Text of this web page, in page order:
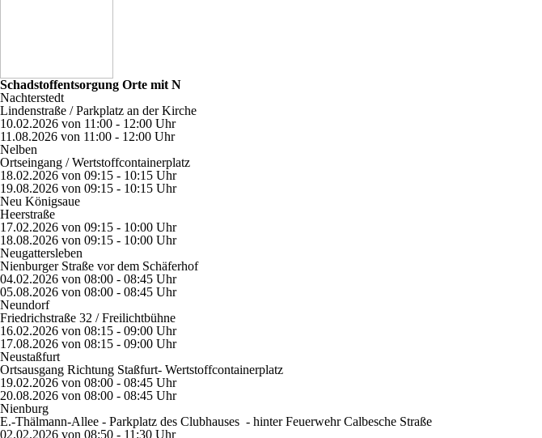
Schadstoffentsorgung Orte mit N
Nachterstedt
Lindenstraße / Parkplatz an der Kirche
10.02.2026 von 11:00 - 12:00 Uhr
11.08.2026 von 11:00 - 12:00 Uhr
Nelben
Ortseingang / Wertstoffcontainerplatz
18.02.2026 von 09:15 - 10:15 Uhr
19.08.2026 von 09:15 - 10:15 Uhr
Neu Königsaue
Heerstraße
17.02.2026 von 09:15 - 10:00 Uhr
18.08.2026 von 09:15 - 10:00 Uhr
Neugattersleben
Nienburger Straße vor dem Schäferhof
04.02.2026 von 08:00 - 08:45 Uhr
05.08.2026 von 08:00 - 08:45 Uhr
Neundorf
Friedrichstraße 32 / Freilichtbühne
16.02.2026 von 08:15 - 09:00 Uhr
17.08.2026 von 08:15 - 09:00 Uhr
Neustaßfurt
Ortsausgang Richtung Staßfurt- Wertstoffcontainerplatz
19.02.2026 von 08:00 - 08:45 Uhr
20.08.2026 von 08:00 - 08:45 Uhr
Nienburg
E.-Thälmann-Allee - Parkplatz des Clubhauses - hinter Feuerwehr Calbesche Straße
02.02.2026 von 08:50 - 11:30 Uhr